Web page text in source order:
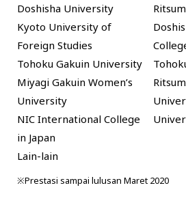
Doshisha University
Kyoto University of
Foreign Studies
Tohoku Gakuin University
Miyagi Gakuin Women’s
University
NIC International College
in Japan
Lain-lain
※Prestasi sampai lulusan Maret 2020